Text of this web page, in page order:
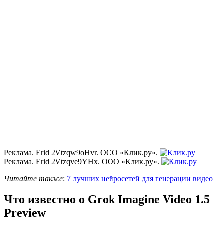
Реклама. Erid 2Vtzqw9oHvr. ООО «Клик.ру».
Реклама. Erid 2Vtzqve9YHx. ООО «Клик.ру».
Читайте также: 7 лучших нейросетей для генерации видео
Что известно о Grok Imagine Video 1.5
Preview